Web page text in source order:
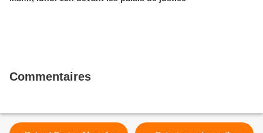
Commentaires